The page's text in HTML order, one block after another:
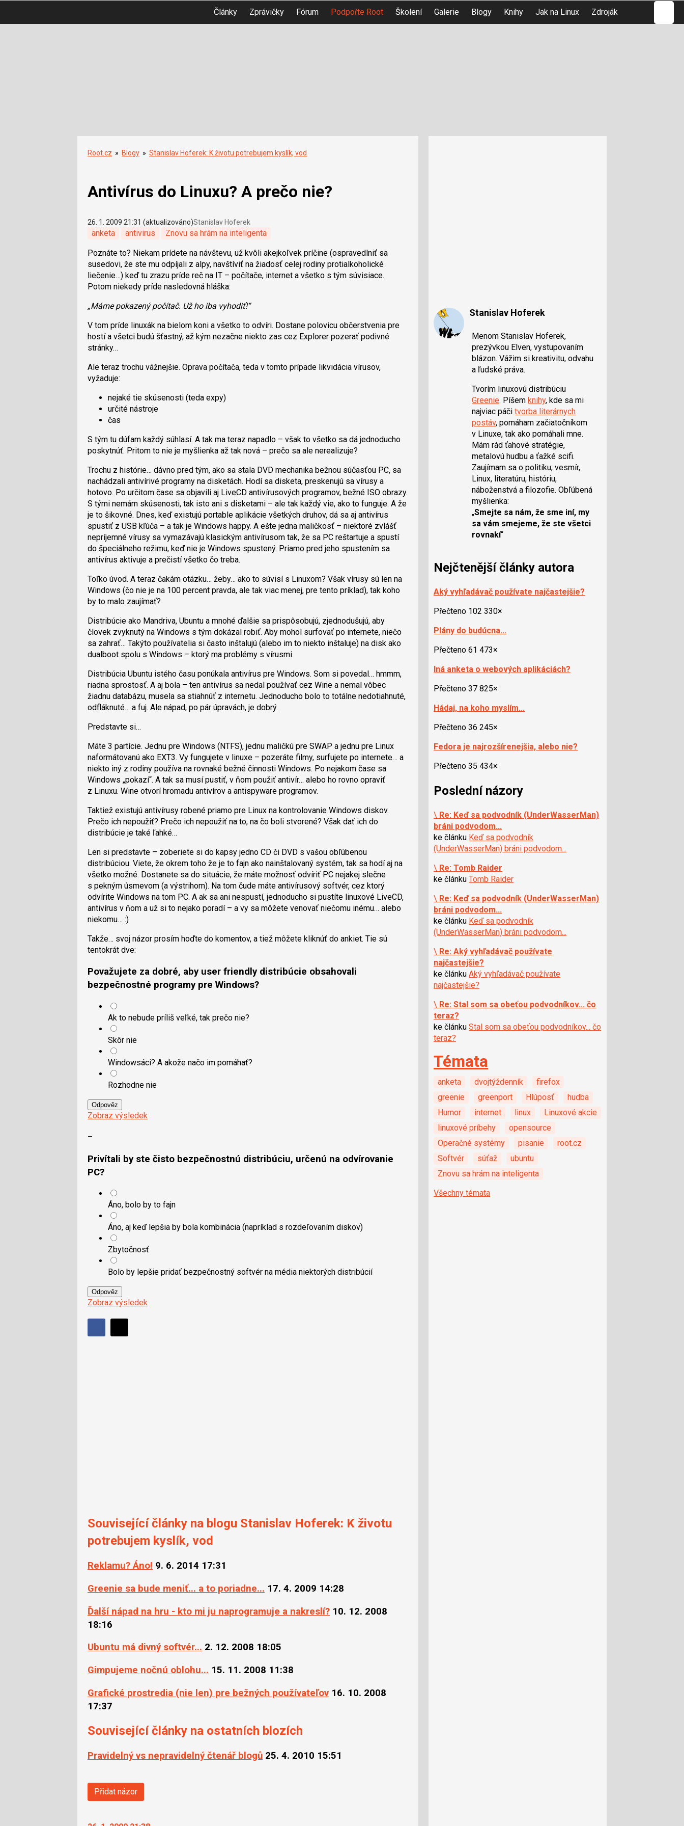
Články Zprávičky Fórum Podpořte Root Školení Galerie Blogy Knihy Jak na Linux Zdroják
Root.cz » Blogy » Stanislav Hoferek: K životu potrebujem kyslík, vod
Antivírus do Linuxu? A prečo nie?
26. 1. 2009 21:31 (aktualizováno)Stanislav Hoferek
anketa antivirus Znovu sa hrám na inteligenta
Poznáte to? Niekam prídete na návštevu, už kvôli akejkoľvek príčine (ospravedlniť sa
susedovi, že ste mu odpíjali z alpy, navštíviť na žiadosť celej rodiny protialkoholické
liečenie…) keď tu zrazu príde reč na IT – počítače, internet a všetko s tým súvisiace.
Potom niekedy príde nasledovná hláška:
„Máme pokazený počítač. Už ho iba vyhodiť!“
V tom príde linuxák na bielom koni a všetko to odvíri. Dostane polovicu občerstvenia pre
hostí a všetci budú šťastný, až kým nezačne niekto zas cez Explorer pozerať podivné
stránky…
Ale teraz trochu vážnejšie. Oprava počítača, teda v tomto prípade likvidácia vírusov,
vyžaduje:
nejaké tie skúsenosti (teda expy)
určité nástroje
čas
S tým tu dúfam každý súhlasí. A tak ma teraz napadlo – však to všetko sa dá jednoducho
poskytnúť. Pritom to nie je myšlienka až tak nová – prečo sa ale nerealizuje?
Trochu z histórie… dávno pred tým, ako sa stala DVD mechanika bežnou súčasťou PC, sa
nachádzali antivírivé programy na disketách. Hodí sa disketa, preskenujú sa vírusy a
hotovo. Po určitom čase sa objavili aj LiveCD antivírusových programov, bežné ISO obrazy.
S tými nemám skúsenosti, tak isto ani s disketami – ale tak každý vie, ako to funguje. A že
je to šikovné. Dnes, keď existujú portable aplikácie všetkých druhov, dá sa aj antivírus
spustiť z USB kľúča – a tak je Windows happy. A ešte jedna maličkosť – niektoré zvlášť
nepríjemné vírusy sa vymazávajú klasickým antivírusom tak, že sa PC reštartuje a spustí
do špeciálneho režimu, keď nie je Windows spustený. Priamo pred jeho spustením sa
antivírus aktivuje a prečistí všetko čo treba.
Toľko úvod. A teraz čakám otázku… žeby… ako to súvisí s Linuxom? Však vírusy sú len na
Windows (čo nie je na 100 percent pravda, ale tak viac menej, pre tento príklad), tak koho
by to malo zaujímať?
Distribúcie ako Mandriva, Ubuntu a mnohé ďalšie sa prispôsobujú, zjednodušujú, aby
človek zvyknutý na Windows s tým dokázal robiť. Aby mohol surfovať po internete, niečo
sa zahrať… Takýto používatelia si často inštalujú (alebo im to niekto inštaluje) na disk ako
dualboot spolu s Windows – ktorý ma problémy s vírusmi.
Distribúcia Ubuntu istého času ponúkala antivírus pre Windows. Som si povedal… hmmm,
riadna sprostosť. A aj bola – ten antivírus sa nedal používať cez Wine a nemal vôbec
žiadnu databázu, musela sa stiahnúť z internetu. Jednoducho bolo to totálne nedotiahnuté,
odfláknuté… a fuj. Ale nápad, po pár úpravách, je dobrý.
Predstavte si…
Máte 3 partície. Jednu pre Windows (NTFS), jednu maličkú pre SWAP a jednu pre Linux
naformátovanú ako EXT3. Vy fungujete v linuxe – pozeráte filmy, surfujete po internete… a
niekto iný z rodiny používa na rovnaké bežné činnosti Windows. Po nejakom čase sa
Windows „pokazí“. A tak sa musí pustiť, v ňom použiť antivír… alebo ho rovno opraviť
z Linuxu. Wine otvorí hromadu antivírov a antispyware programov.
Taktiež existujú antivírusy robené priamo pre Linux na kontrolovanie Windows diskov.
Prečo ich nepoužiť? Prečo ich nepoužiť na to, na čo boli stvorené? Však dať ich do
distribúcie je také ľahké…
Len si predstavte – zoberiete si do kapsy jedno CD či DVD s vašou obľúbenou
distribúciou. Viete, že okrem toho že je to fajn ako nainštalovaný systém, tak sa hodí aj na
všetko možné. Dostanete sa do situácie, že máte možnosť odvíriť PC nejakej slečne
s pekným úsmevom (a výstrihom). Na tom čude máte antivírusový softvér, cez ktorý
odvírite Windows na tom PC. A ak sa ani nespustí, jednoducho si pustíte linuxové LiveCD,
antivírus v ňom a už si to nejako poradí – a vy sa môžete venovať niečomu inému… alebo
niekomu… :)
Takže… svoj názor prosím hoďte do komentov, a tiež môžete kliknúť do ankiet. Tie sú
tentokrát dve:
Považujete za dobré, aby user friendly distribúcie obsahovali
bezpečnostné programy pre Windows?
Ak to nebude príliš veľké, tak prečo nie?
Skôr nie
Windowsáci? A akože načo im pomáhať?
Rozhodne nie
Odpověz
Zobraz výsledek
–
Privítali by ste čisto bezpečnostnú distribúciu, určenú na odvírovanie
PC?
Áno, bolo by to fajn
Áno, aj keď lepšia by bola kombinácia (napríklad s rozdeľovaním diskov)
Zbytočnosť
Bolo by lepšie pridať bezpečnostný softvér na média niektorých distribúcií
Odpověz
Zobraz výsledek
Sdílet
Sdílejte
Související články na blogu Stanislav Hoferek: K životu
potrebujem kyslík, vod
Reklamu? Áno! 9. 6. 2014 17:31
Greenie sa bude meniť... a to poriadne... 17. 4. 2009 14:28
Ďalší nápad na hru - kto mi ju naprogramuje a nakreslí? 10. 12. 2008
18:16
Ubuntu má divný softvér... 2. 12. 2008 18:05
Gimpujeme nočnú oblohu... 15. 11. 2008 11:38
Grafické prostredia (nie len) pre bežných používateľov 16. 10. 2008
17:37
Související články na ostatních blozích
Pravidelný vs nepravidelný čtenář blogů 25. 4. 2010 15:51
Přidat názor
Stanislav Hoferek
Menom Stanislav Hoferek,
prezývkou Elven, vystupovaním
blázon. Vážim si kreativitu, odvahu
a ľudské práva.
Tvorím linuxovú distribúciu
Greenie. Píšem knihy, kde sa mi
najviac páči tvorba literárnych
postáv, pomáham začiatočníkom
v Linuxe, tak ako pomáhali mne.
Mám rád ťahové stratégie,
metalovú hudbu a ťažké scifi.
Zaujímam sa o politiku, vesmír,
Linux, literatúru, históriu,
náboženstvá a filozofie. Obľúbená
myšlienka:
„Smejte sa nám, že sme iní, my
sa vám smejeme, že ste všetci
rovnakí“
Nejčtenější články autora
Aký vyhľadávač používate najčastejšie?
Přečteno 102 330×
Plány do budúcna...
Přečteno 61 473×
Iná anketa o webových aplikáciách?
Přečteno 37 825×
Hádaj, na koho myslím...
Přečteno 36 245×
Fedora je najrozšírenejšia, alebo nie?
Přečteno 35 434×
Poslední názory
\ Re: Keď sa podvodník (UnderWasserMan)
bráni podvodom...
ke článku Keď sa podvodník
(UnderWasserMan) bráni podvodom...
\ Re: Tomb Raider
ke článku Tomb Raider
\ Re: Keď sa podvodník (UnderWasserMan)
bráni podvodom...
ke článku Keď sa podvodník
(UnderWasserMan) bráni podvodom...
\ Re: Aký vyhľadávač používate
najčastejšie?
ke článku Aký vyhľadávač používate
najčastejšie?
\ Re: Stal som sa obeťou podvodníkov... čo
teraz?
ke článku Stal som sa obeťou podvodníkov... čo
teraz?
Témata
anketa dvojtýždenník
firefox
greenie
greenport Hlúposť
hudba
Humor
internet linux
Linuxové akcie
linuxové príbehy
opensource
Operačné systémy
pisanie
root.cz
Softvér
súťaž
ubuntu
Znovu sa hrám na inteligenta
Všechny témata